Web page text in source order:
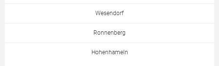
Wesendorf
Ronnenberg
Hohenhameln